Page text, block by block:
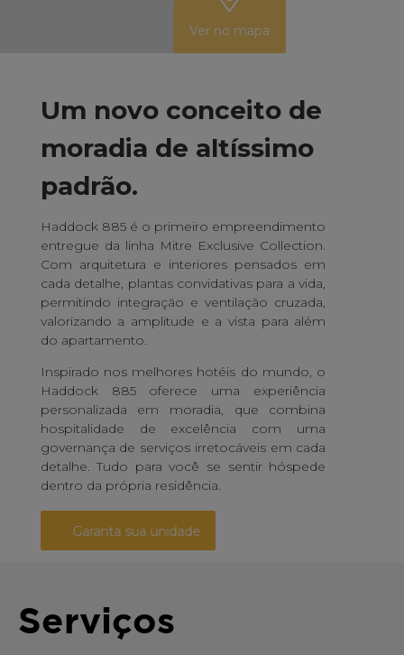
Ver no mapa
Um novo conceito de
moradia de altíssimo
padrão.
Haddock 885 é o primeiro empreendimento
entregue da linha Mitre Exclusive Collection.
Com arquitetura e interiores pensados em
cada detalhe, plantas convidativas para a vida,
permitindo integração e ventilação cruzada,
valorizando a amplitude e a vista para além
do apartamento.
Inspirado nos melhores hotéis do mundo, o
Haddock 885 oferece uma experiência
personalizada em moradia, que combina
hospitalidade de excelência com uma
governança de serviços irretocáveis em cada
detalhe. Tudo para você se sentir hóspede
dentro da própria residência.
Garanta sua unidade
Serviços